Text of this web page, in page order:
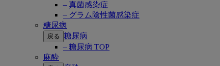
– 真菌感染症
– グラム陰性菌感染症
糖尿病
戻る 糖尿病
– 糖尿病 TOP
麻酔